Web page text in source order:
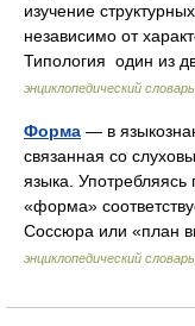
изучение
независимо от
Типология один из
энциклопедический словарь
Форма — в
связанная со
языка.
«форма»
Соссюра или «план
энциклопедический словарь